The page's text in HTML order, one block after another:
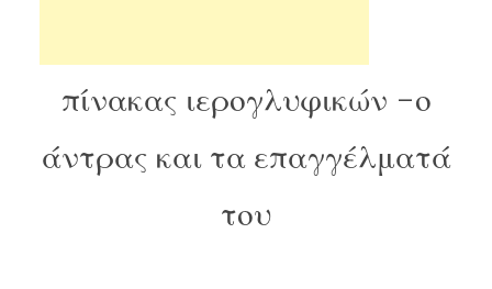
πίνακας ιερογλυφικών -ο
άντρας και τα επαγγέλματά
του